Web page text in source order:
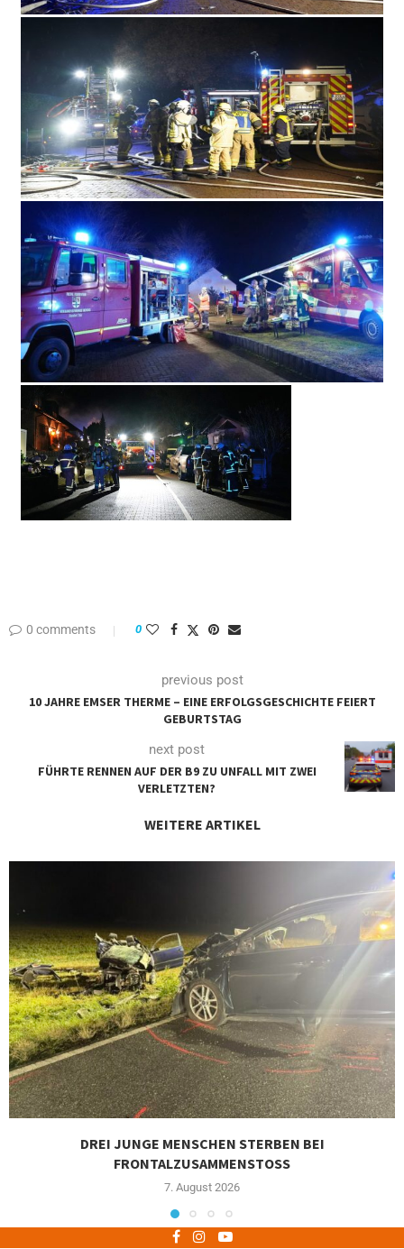
0 comments 0
previous post
10 JAHRE EMSER THERME – EINE ERFOLGSGESCHICHTE FEIERT
GEBURTSTAG
next post
FÜHRTE RENNEN AUF DER B9 ZU UNFALL MIT ZWEI
VERLETZTEN?
WEITERE ARTIKEL
DREI JUNGE MENSCHEN STERBEN BEI
FRONTALZUSAMMENSTOSS
7. August 2026